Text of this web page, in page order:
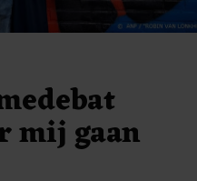
mij gaan